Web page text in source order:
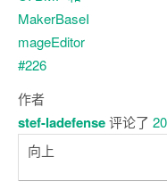
作者
stef-ladefense评论了
向上